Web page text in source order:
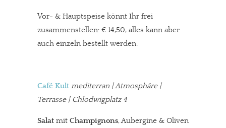
Vor- & Hauptspeise könnt Ihr frei
zusammenstellen: € 14,50, alles kann aber
auch einzeln bestellt werden.
Café Kult mediterran | Atmosphäre |
Terrasse | Chlodwigplatz 4
Salat mit Champignons, Aubergine & Oliven